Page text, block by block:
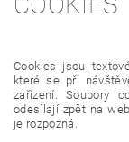
Cookies jsou
které se při
zařízení. Soubory
odesílají zpět na
je rozpozná.